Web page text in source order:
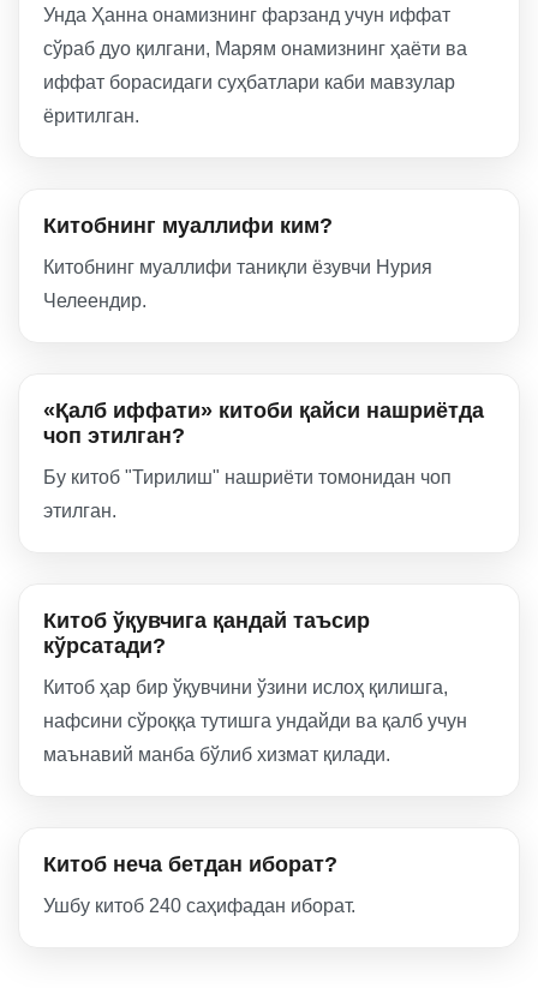
Унда Ҳанна онамизнинг фарзанд учун иффат
сўраб дуо қилгани, Марям онамизнинг ҳаёти ва
иффат борасидаги суҳбатлари каби мавзулар
ёритилган.
Китобнинг муаллифи ким?
Китобнинг муаллифи таниқли ёзувчи Нурия
Челеендир.
«Қалб иффати» китоби қайси нашриётда
чоп этилган?
Бу китоб "Тирилиш" нашриёти томонидан чоп
этилган.
Китоб ўқувчига қандай таъсир
кўрсатади?
Китоб ҳар бир ўқувчини ўзини ислоҳ қилишга,
нафсини сўроққа тутишга ундайди ва қалб учун
маънавий манба бўлиб хизмат қилади.
Китоб неча бетдан иборат?
Ушбу китоб 240 саҳифадан иборат.